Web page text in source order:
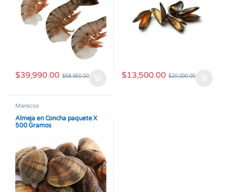
$39,990.00 $58,650.00 $13,500.00 $20,000.00
Mariscos
Almeja en Concha paquete X
500 Gramos